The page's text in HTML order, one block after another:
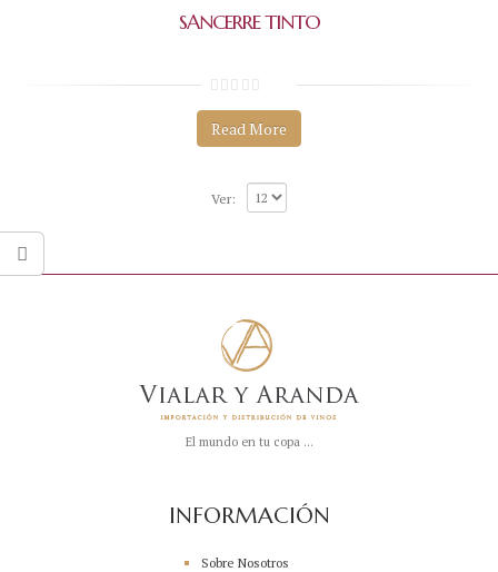
SANCERRE TINTO
0
b
Read More
Ver:
El mundo en tu copa ...
INFORMACIÓN
Sobre Nosotros